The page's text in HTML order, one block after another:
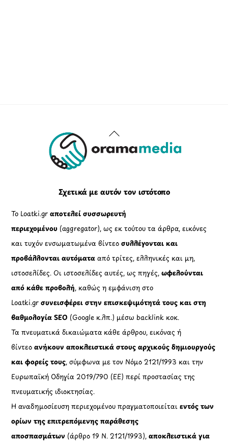
Back
To
Σχετικά με αυτόν τον ιστότοπο
Το Loatki.grαποτελεί συσσωρευτή
περιεχομένου (aggregator), ως εκ τούτου τα άρθρα, εικόνες
και τυχόν ενσωματωμένα βίντεοσυλλέγονται και
προβάλλονται αυτόματααπό τρίτες, ελληνικές και μη,
ιστοσελίδες. Οι ιστοσελίδες αυτές, ως πηγές,ωφελούνται
από κάθε προβολή, καθώς η εμφάνιση στο
Loatki.gr συνεισφέρει στην επισκεψιμότητά τους και στη
βαθμολογία SEO (Google κ.λπ.) μέσω backlink κοκ.
Τα πνευματικά δικαιώματα κάθε άρθρου, εικόνας ή
βίντεοανήκουν αποκλειστικά στους αρχικούς δημιουργούς
και φορείς τους, σύμφωνα με τον Νόμο 2121/1993 και την
Ευρωπαϊκή Οδηγία 2019/790 (ΕΕ) περί προστασίας της
πνευματικής ιδιοκτησίας.
Η αναδημοσίευση περιεχομένου πραγματοποιείταιεντός των
ορίων της επιτρεπόμενης παράθεσης
αποσπασμάτων (άρθρο 19 Ν. 2121/1993), αποκλειστικά για